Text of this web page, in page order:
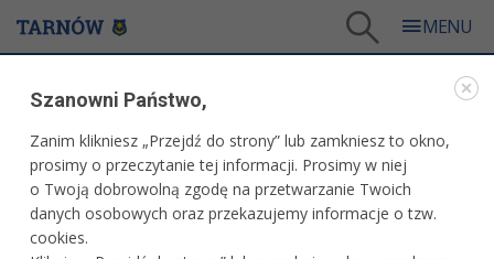
Ostatnie przygotowania do dużej imprezy kolarskiej
WARTO ZOBACZYĆ
OSTATNIE PRZYGOTOWANIA DO DUŻEJ IMPREZY
KOLARSKIEJ
Szanowni Państwo,
Zanim klikniesz „Przejdź do strony” lub zamkniesz to okno,
prosimy o przeczytanie tej informacji. Prosimy w niej
o Twoją dobrowolną zgodę na przetwarzanie Twoich
danych osobowych oraz przekazujemy informacje o tzw.
cookies.